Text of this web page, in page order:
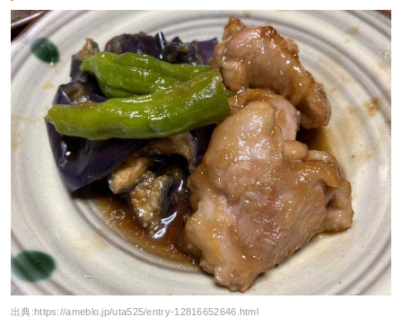
出典: https://ameblo.jp/uta525/entry-12816652646.html